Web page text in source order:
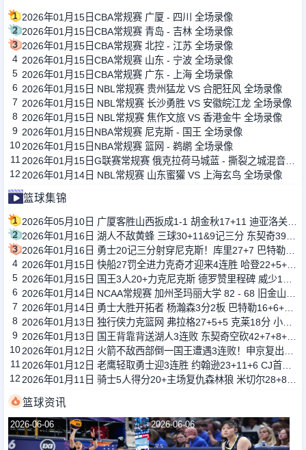
1 2026年01月15日CBA常规赛 广厦 - 四川 全场录像
2 2026年01月15日CBA常规赛 青岛 - 吉林 全场录像
3 2026年01月15日CBA常规赛 北控 - 江苏 全场录像
4 2026年01月15日CBA常规赛 山东 - 宁波 全场录像
5 2026年01月15日CBA常规赛 广东 - 上海 全场录像
6 2026年01月15日 NBL常规赛 贵州猛龙 VS 合肥狂风 全场录像
7 2026年01月15日 NBL常规赛 长沙勇胜 VS 安徽皖江龙 全场录像
8 2026年01月15日 NBL常规赛 焦作文旅 VS 香港金牛 全场录像
9 2026年01月15日NBA常规赛 尼克斯 - 国王 全场录像
102026年01月15日NBA常规赛 篮网 - 鹈鹕 全场录像
11
12 2026年01月14日 NBL常规赛 山东蜜獾 VS 上海玄鸟 全场录像
篮球集锦
1
2
3
4
5
6
7
8
9
10
11
12
篮球资讯
2026-06-06 2026-06-06